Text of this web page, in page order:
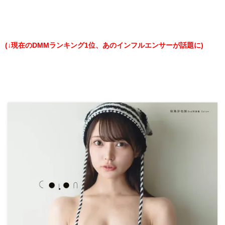
(↓現在のDMMランキング1位、あのインフルエンサーが話題に)